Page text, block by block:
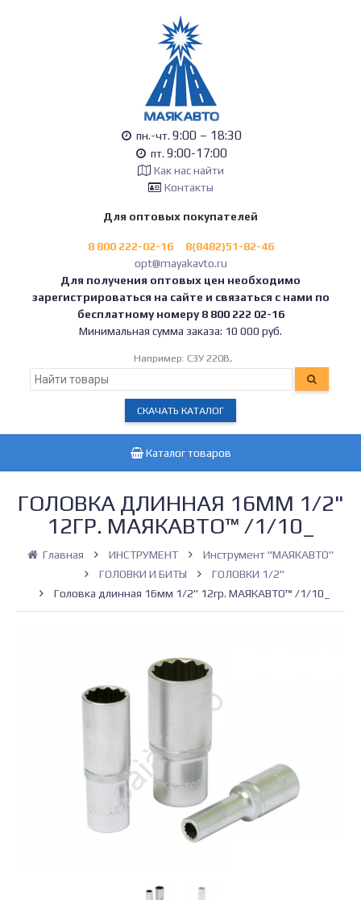
пн.-чт. 9:00 – 18:30
пт. 9:00-17:00
Как нас найти
Контакты
Для оптовых покупателей
8 800 222-02-16
8(8482)51-82-46
opt@mayakavto.ru
Для получения оптовых цен необходимо
зарегистрироваться на сайте и связаться с нами по
бесплатному номеру 8 800 222 02-16
Минимальная сумма заказа: 10 000 руб.
Например: СЗУ 220В,
СКАЧАТЬ КАТАЛОГ
Каталог товаров
ГОЛОВКА ДЛИННАЯ 16ММ 1/2"
12ГР. МАЯКАВТО™ /1/10_
Главная ИНСТРУМЕНТ
Инструмент "МАЯКАВТО"
ГОЛОВКИ И БИТЫ
ГОЛОВКИ 1/2"
Головка длинная 16мм 1/2" 12гр. МАЯКАВТО™ /1/10_